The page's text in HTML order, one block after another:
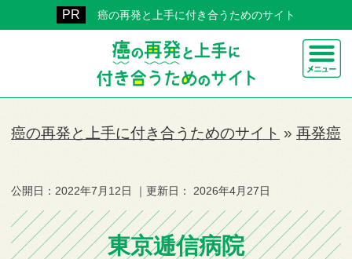
癌の再発と上手に付き合うためのサイト
癌の再発と上手に付き合うためのサイト » 再発癌
公開日： 2022年7月12日 ｜更新日： 2026年4月27日
東京逓信病院